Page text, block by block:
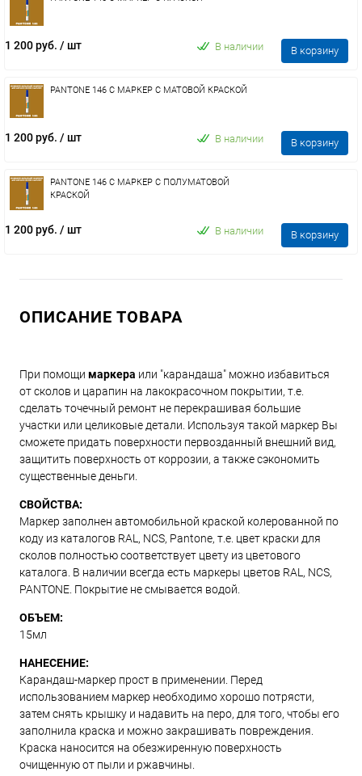
1 200 руб. / шт В наличии В корзину
PANTONE 146 C МАРКЕР С МАТОВОЙ КРАСКОЙ
1 200 руб. / шт В наличии В корзину
PANTONE 146 C МАРКЕР С ПОЛУМАТОВОЙ
КРАСКОЙ
1 200 руб. / шт В наличии В корзину
ОПИСАНИЕ ТОВАРА
При помощи маркера или "карандаша" можно избавиться
от сколов и царапин на лакокрасочном покрытии, т.е.
сделать точечный ремонт не перекрашивая большие
участки или целиковые детали. Используя такой маркер Вы
сможете придать поверхности первозданный внешний вид,
защитить поверхность от коррозии, а также сэкономить
существенные деньги.
СВОЙСТВА:
Маркер заполнен автомобильной краской колерованной по
коду из каталогов RAL, NCS, Pantone, т.е. цвет краски для
сколов полностью соответствует цвету из цветового
каталога. В наличии всегда есть маркеры цветов RAL, NCS,
PANTONE. Покрытие не смывается водой.
ОБЪЕМ:
15мл
НАНЕСЕНИЕ:
Карандаш-маркер прост в применении. Перед
использованием маркер необходимо хорошо потрясти,
затем снять крышку и надавить на перо, для того, чтобы его
заполнила краска и можно закрашивать повреждения.
Краска наносится на обезжиренную поверхность
очищенную от пыли и ржавчины.